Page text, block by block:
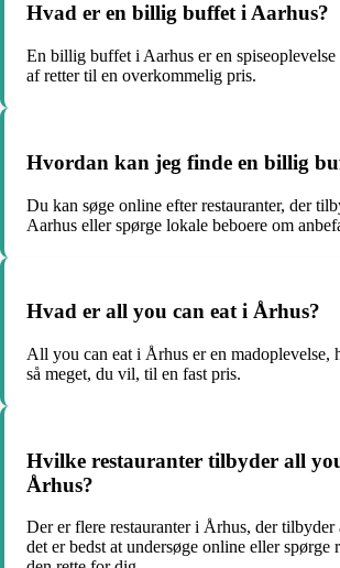
Hvad er en billig buffet i Aarhus?
En billig buffet i Aarhus er en
af retter til en overkommelig pris.
Hvordan kan jeg finde en billig
Du kan søge online efter restauranter, der
Aarhus eller spørge lokale beboere om
Hvad er all you can eat i Århus?
All you can eat i Århus er en madoplevelse,
så meget, du vil, til en fast pris.
Hvilke restauranter tilbyder all
Århus?
Der er flere restauranter i Århus, der tilbyder
det er bedst at undersøge online eller spørge